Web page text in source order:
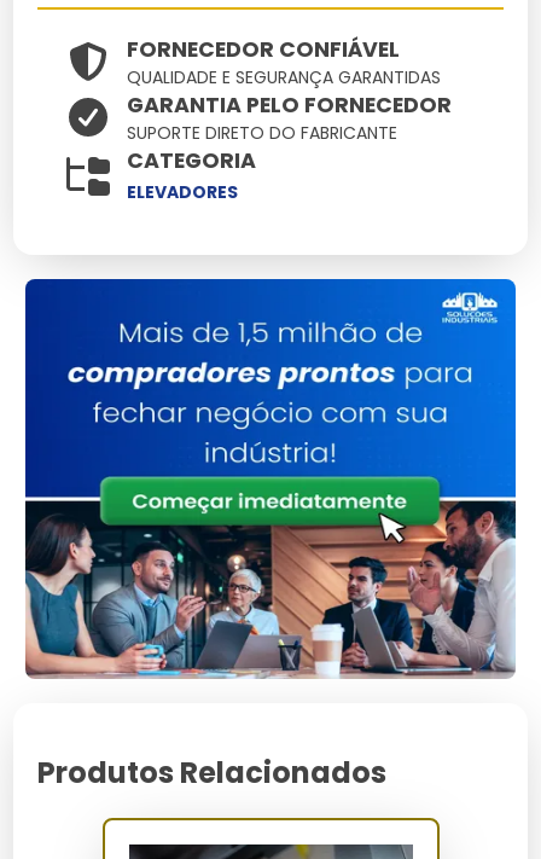
Especificações Técnicas
Dimensões
(cm)
Peso
(kg)
MaterialCapacidadePotência
Varíavel Até 1500
Aço e
Principais Características e
Segurança aprimorada:
Confiabilidade:Evita paradas inesperadas.
Eficiência energética:Consumo otimizado de
eletricidade.
Aumenta a vida útil do elevador.
Conformidade normativa:Atende às
regulamentações vigentes.
Redução de custos:Minimiza despesas com reparos
emergenciais.
Para Quem é Indicado
Ideal para administradores de edifícios comerciais,
FORNECEDOR CONFIÁVEL
QUALIDADE E SEGURANÇA GARANTIDAS
GARANTIA PELO FORNECEDOR
SUPORTE DIRETO DO FABRICANTE
CATEGORIA
ELEVADORES
Produtos Relacionados